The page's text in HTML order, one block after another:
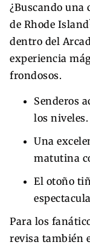
¿Buscando una
de Rhode
dentro del
experiencia
frondosos.
Senderos
los niveles.
Una
matutina
El otoño
Para los
revisa también